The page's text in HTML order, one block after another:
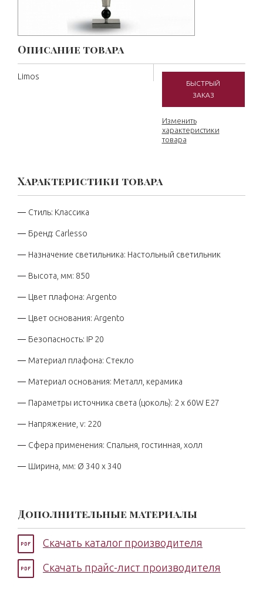
Описание товара
Limos
БЫСТРЫЙ
ЗАКАЗ
Изменить
характеристики
товара
Характеристики товара
Стиль: Классика
Бренд: Carlesso
Назначение светильника: Настольный светильник
Высота, мм: 850
Цвет плафона: Argento
Цвет основания: Argento
Безопасность: IP 20
Материал плафона: Стекло
Материал основания: Металл, керамика
Параметры источника света (цоколь): 2 x 60W E27
Напряжение, v: 220
Сфера применения: Спальня, гостинная, холл
Ширина, мм: Ø 340 x 340
Дополнительные материалы
Скачать каталог производителя
Скачать прайс-лист производителя